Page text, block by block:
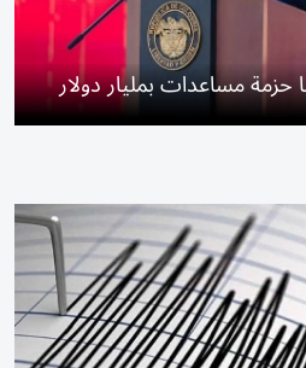
حزمة مساعدات بمليار دولار